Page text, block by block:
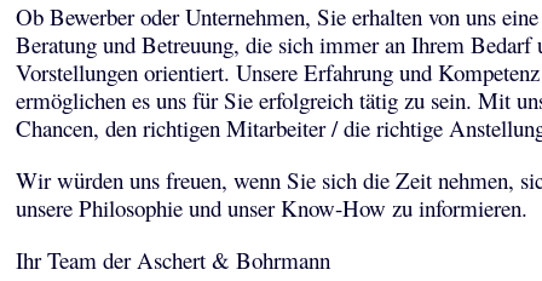
Ob Bewerber oder Unternehmen, Sie erhalten von uns
Beratung und Betreuung, die sich immer an Ihrem Bedarf
Vorstellungen orientiert. Unsere Erfahrung und Kompetenz
ermöglichen es uns für Sie erfolgreich tätig zu sein. Mit
Chancen, den richtigen Mitarbeiter / die richtige
Wir würden uns freuen, wenn Sie sich die Zeit nehmen,
unsere Philosophie und unser Know-How zu informieren.
Ihr Team der Aschert & Bohrmann